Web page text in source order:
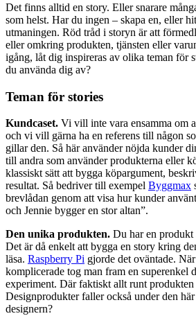
Det finns alltid en story. Eller snarare
som helst. Har du ingen – skapa en, eller
utmaningen. Röd tråd i storyn är att
eller omkring produkten, tjänsten eller
igång, låt dig inspireras av olika teman för
du använda dig av?
Teman för stories
Kundcaset. Vi vill inte vara ensamma om
och vi vill gärna ha en referens till någon
gillar den. Så här använder nöjda kunder
till andra som använder produkterna eller
klassiskt sätt att bygga köpargument,
resultat. Så bedriver till exempel Byggmax
brevlådan genom att visa hur kunder
och Jennie bygger en stor altan”.
Den unika produkten. Du har en produkt
Det är då enkelt att bygga en story kring
läsa. Raspberry Pi gjorde det oväntade.
komplicerade tog man fram en superenkel
experiment. Där faktiskt allt runt
Designprodukter faller också under den
designern?